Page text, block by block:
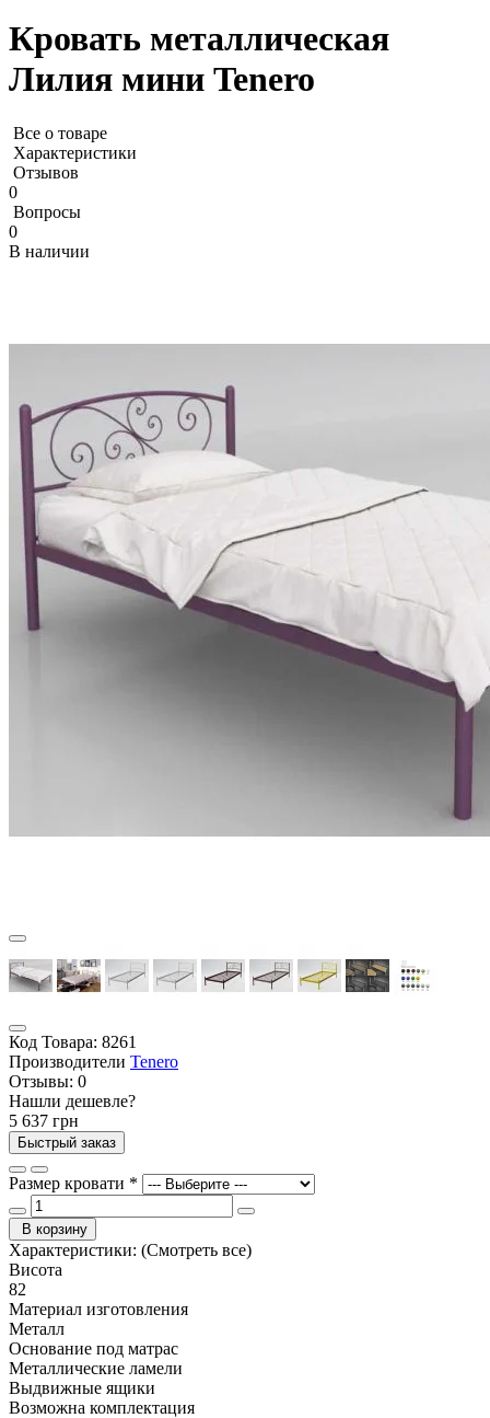
Кровать металлическая
Лилия мини Tenero
Все о товаре
Характеристики
Отзывов
0
Вопросы
0
В наличии
Код Товара: 8261
Производители Tenero
Отзывы: 0
Нашли дешевле?
5 637 грн
Быстрый заказ
Размер кровати *
В корзину
Характеристики: (Смотреть все)
Висота
82
Материал изготовления
Металл
Основание под матрас
Металлические ламели
Выдвижные ящики
Возможна комплектация